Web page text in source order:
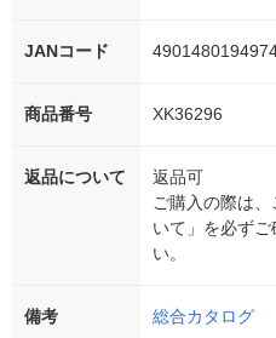
JANコード
商品番号 XK36296
返品について
返品可
ご購入の際は
いて」を必ず
い。
備考 総合カタログ